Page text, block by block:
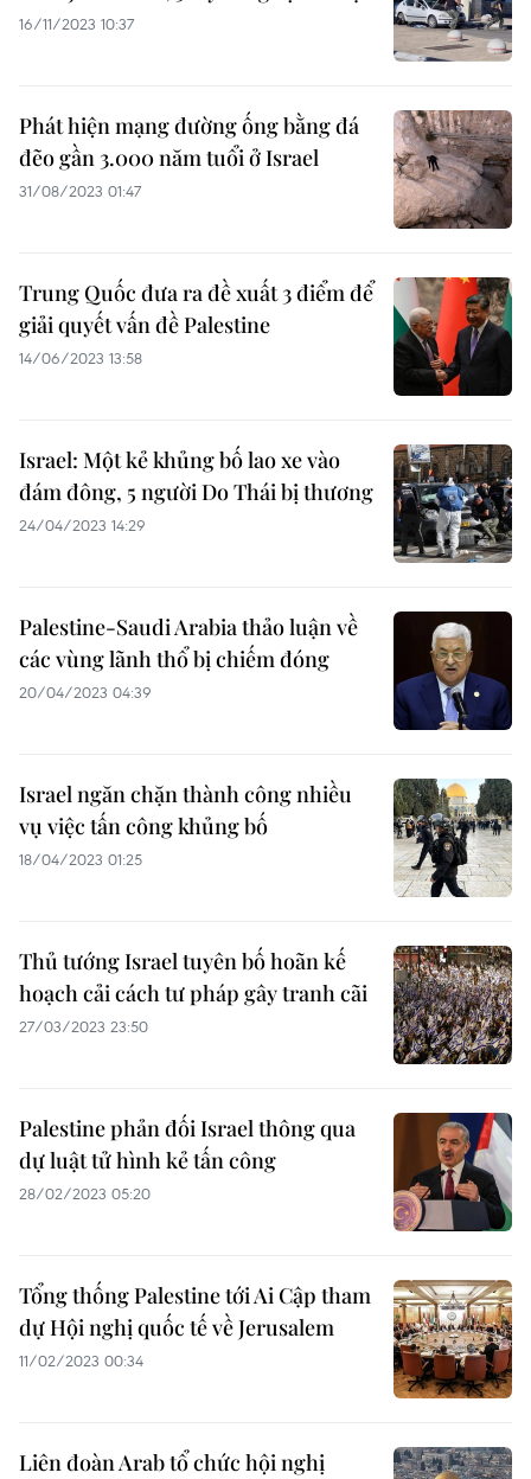
16/11/2023 10:37
Phát hiện mạng đường ống bằng đá
đẽo gần 3.000 năm tuổi ở Israel
31/08/2023 01:47
Trung Quốc đưa ra đề xuất 3 điểm để
giải quyết vấn đề Palestine
14/06/2023 13:58
Israel: Một kẻ khủng bố lao xe vào
đám đông, 5 người Do Thái bị thương
24/04/2023 14:29
Palestine-Saudi Arabia thảo luận về
các vùng lãnh thổ bị chiếm đóng
20/04/2023 04:39
Israel ngăn chặn thành công nhiều
vụ việc tấn công khủng bố
18/04/2023 01:25
Thủ tướng Israel tuyên bố hoãn kế
hoạch cải cách tư pháp gây tranh cãi
27/03/2023 23:50
Palestine phản đối Israel thông qua
dự luật tử hình kẻ tấn công
28/02/2023 05:20
Tổng thống Palestine tới Ai Cập tham
dự Hội nghị quốc tế về Jerusalem
11/02/2023 00:34
Liên đoàn Arab tổ chức hội nghị